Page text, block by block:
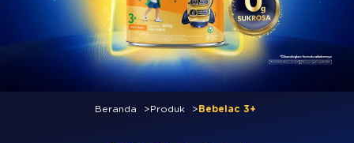
Beranda Produk Bebelac 3+